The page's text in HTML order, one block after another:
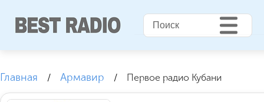
Главная / Армавир / Первое радио Кубани